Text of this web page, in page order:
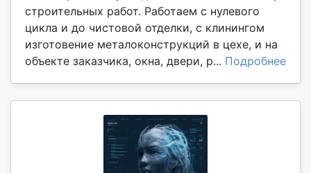
строительных работ. Работаем с нулевого
цикла и до чистовой отделки, с клинингом
изготовение металоконструкций в цехе, и на
объекте заказчика, окна, двери, р... Подробнее